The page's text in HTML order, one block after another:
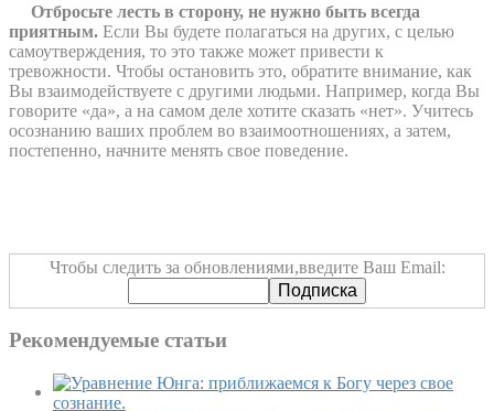
Отбросьте лесть в сторону, не нужно быть всегда
приятным. Если Вы будете полагаться на других, с целью
самоутверждения, то это также может привести к
тревожности. Чтобы остановить это, обратите внимание, как
Вы взаимодействуете с другими людьми. Например, когда Вы
говорите «да», а на самом деле хотите сказать «нет». Учитесь
осознанию ваших проблем во взаимоотношениях, а затем,
постепенно, начните менять свое поведение.
Чтобы следить за обновлениями,введите Ваш Email:
Рекомендуемые статьи